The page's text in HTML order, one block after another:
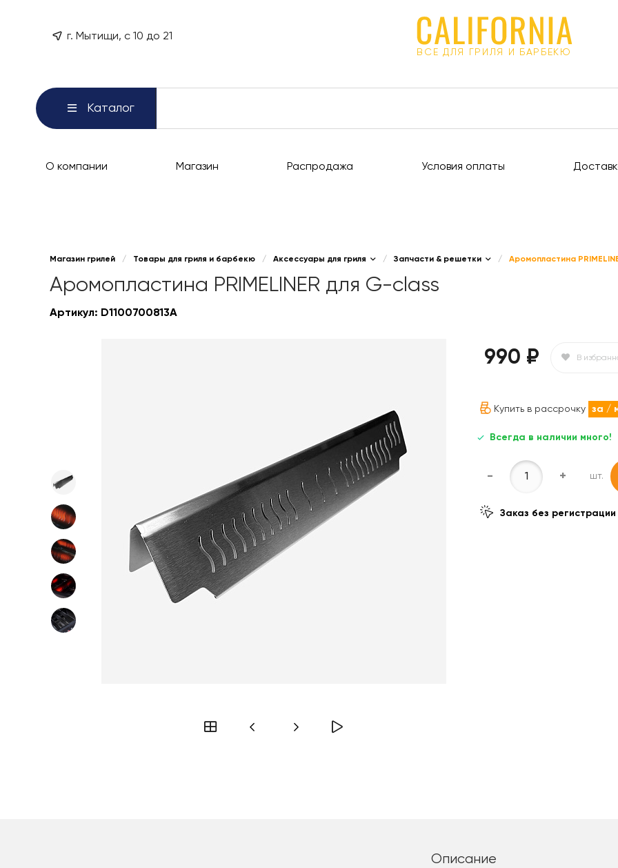
г. Мытищи, с 10 до 21
ВСЕ ДЛЯ ГРИЛЯ И БАРБЕКЮ
Каталог
О компании Магазин Распродажа Условия оплаты
Магазин грилей / Товары для гриля и барбекю / Аксессуары для гриля / Запчасти & решетки / Аромопластина
Аромопластина PRIMELINER для G-class
Артикул: D1100700813A
990 ₽ В
Купить в рассрочку за /
Всегда в наличии много!
- + шт.
Заказ без регистрации
Описание